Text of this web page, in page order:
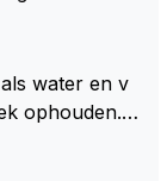
water en v
ophouden.
Nottinghem